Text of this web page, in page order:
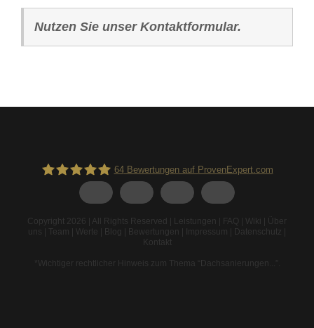
Nutzen Sie unser Kontaktformular.
64Bewertungen auf ProvenExpert.com
Copyright 2026 | All Rights Reserved | Leistungen FAQ Wiki
Über
uns
Team Werte Blog Bewertungen Impressum Datenschutz
Kontakt
*Wichtiger rechtlicher Hinweis zum Thema “Dachsanierungen...” .